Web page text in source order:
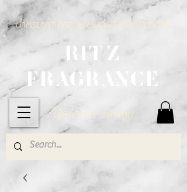
RITZ
FRAGRANCE
น้ำหอมแท้ ราคาถูก
น้ำหอมเคาน์เตอร์แบรนด์แท้ ราคามิตรภาพ